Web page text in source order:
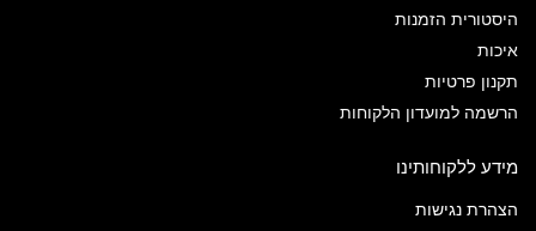
היסטורית הזמנות
איכות
תקנון פרטיות
הרשמה למועדון הלקוחות
מידע ללקוחותינו
הצהרת נגישות